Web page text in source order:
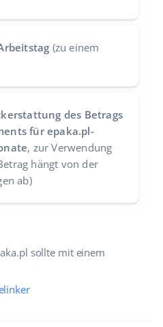
(zu einem
des Betrags
für epaka.pl-
, zur Verwendung
hängt von der
ab)
sollte mit einem